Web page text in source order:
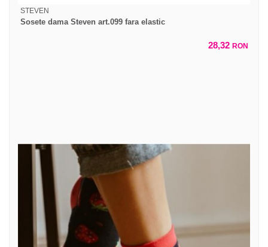
STEVEN
Sosete dama Steven art.099 fara elastic
28,32 RON